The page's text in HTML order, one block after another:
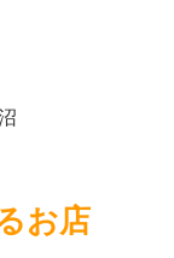
お店